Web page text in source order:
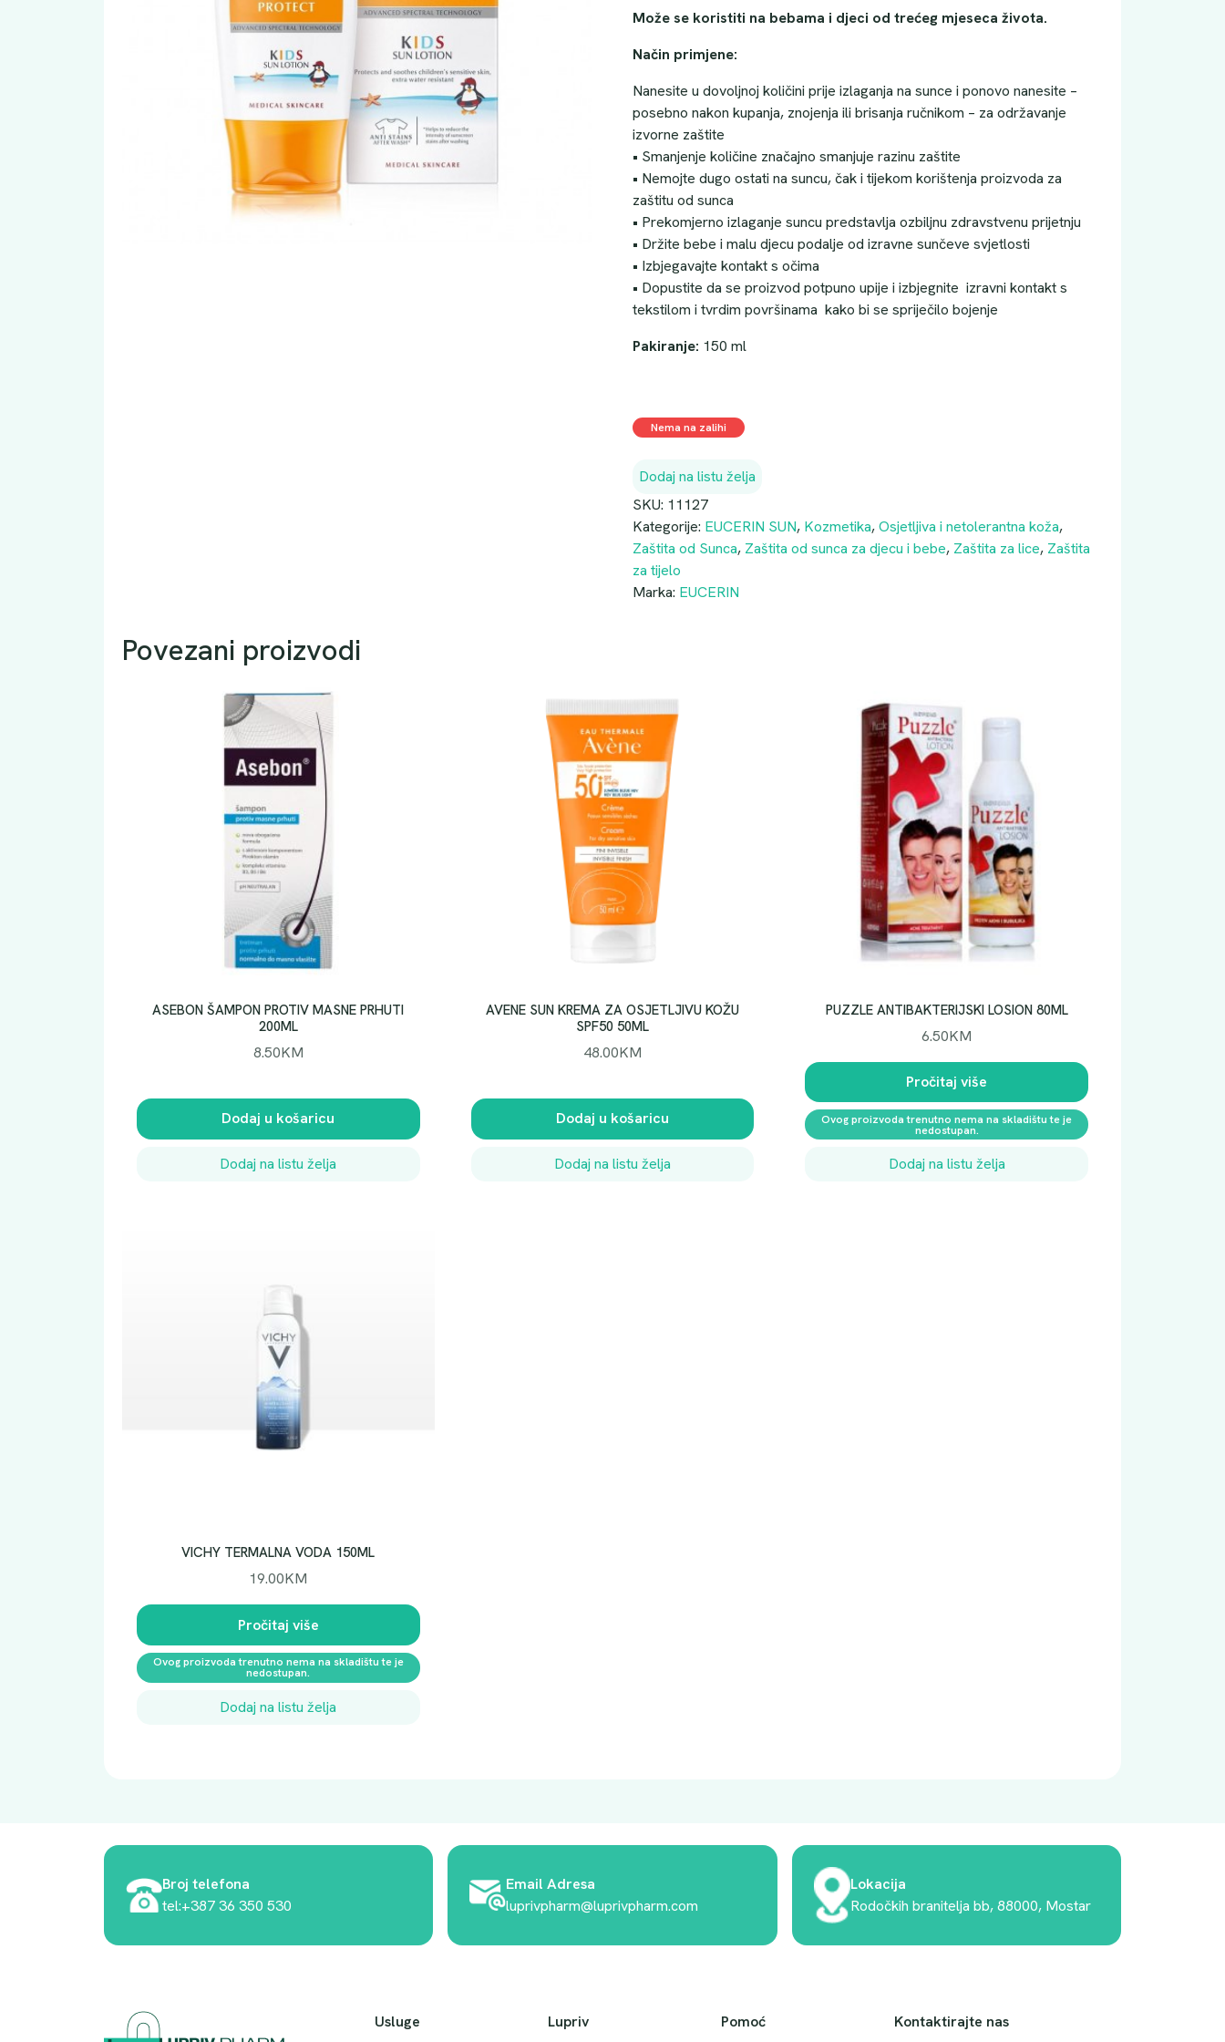
r
a
i
j
e
n
a
b
i
l
a
j
e
0
K
.
c
i
e
n
j
e
:
2
1
Može se koristiti na bebama i djeci od trećeg mjeseca života.
Način primjene:
Nanesite u dovoljnoj količini prije izlaganja na sunce i ponovo nanesite –
posebno nakon kupanja, znojenja ili brisanja ručnikom – za održavanje
izvorne zaštite
• Smanjenje količine značajno smanjuje razinu zaštite
• Nemojte dugo ostati na suncu, čak i tijekom korištenja proizvoda za
zaštitu od sunca
• Prekomjerno izlaganje suncu predstavlja ozbiljnu zdravstvenu prijetnju
• Držite bebe i malu djecu podalje od izravne sunčeve svjetlosti
• Izbjegavajte kontakt s očima
• Dopustite da se proizvod potpuno upije i izbjegnite izravni kontakt s
tekstilom i tvrdim površinama kako bi se spriječilo bojenje
Pakiranje: 150 ml
Nema na zalihi
Dodaj na listu želja
SKU: 11127
Kategorije: EUCERIN SUN, Kozmetika,Osjetljiva i netolerantna koža,
Zaštita od Sunca, Zaštita od sunca za djecu i bebe, Zaštita za lice, Zaštita
za tijelo
Marka: EUCERIN
Povezani proizvodi
ASEBON ŠAMPON PROTIV MASNE PRHUTI
200ML
8.50KM
Dodaj u košaricu
Dodaj na listu želja
AVENE SUN KREMA ZA OSJETLJIVU KOŽU
SPF50 50ML
48.00KM
Dodaj u košaricu
Dodaj na listu želja
PUZZLE ANTIBAKTERIJSKI LOSION 80ML
6.50KM
Pročitaj više
Ovog proizvoda trenutno nema na skladištu te je
nedostupan.
Dodaj na listu želja
VICHY TERMALNA VODA 150ML
19.00KM
Pročitaj više
Ovog proizvoda trenutno nema na skladištu te je
nedostupan.
Dodaj na listu želja
Broj telefona
tel:+387 36 350 530
Email Adresa
luprivpharm@luprivpharm.com
Lokacija
Rodočkih branitelja bb, 88000, Mostar
Usluge Lupriv Pomoć Kontaktirajte nas